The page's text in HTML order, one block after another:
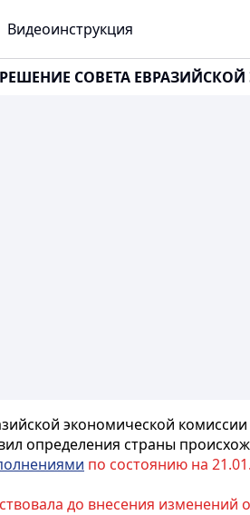
Видеоинструкция
РЕШЕНИЕ СОВЕТА
экономической
определения страны
по состоянию на
до внесения изменений